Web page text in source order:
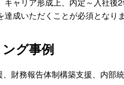
キャリア形成上、内定～入社後
達成いただくことが必須となり
グ事例
財務報告体制構築支援、内部